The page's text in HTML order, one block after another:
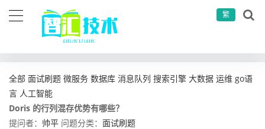
繁
全部 面试刷题 微服务 数据库 消息队列 搜索引擎 大数据 运维 go语
言 人工智能
Doris 的行列混存优势有哪些？
提问者： 帅平 问题分类： 面试刷题